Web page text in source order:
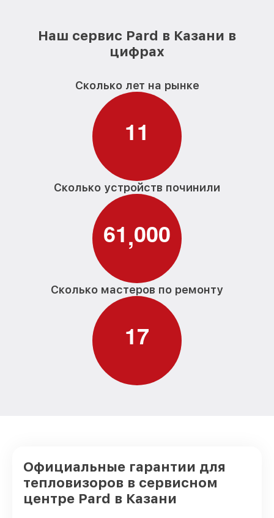
Замена ключей управления тепловизора
Замена USB порта тепловизора Pard
Замена процессора тепловизора Pard
Замена аккумулятора тепловизора Pard
Замена корпуса тепловизора Pard
Замена дисплея (экрана) тепловизора
Прошивка (Обновление ПО)
тепловизора Pard
Ремонт платы управления
(восстановление) тепловизора Pard
Восстановление после попадания влаги
Ремонт Wi-Fi тепловизора Pard
Ремонт разъема тепловизора Pard
Ремонт капиллярной трубки
Наш сервис Pard в Казани в
цифрах
Сколько лет на рынке
11
Сколько устройств починили
61,000
Сколько мастеров по ремонту
17
Официальные гарантии для
тепловизоров в сервисном
центре Pard в Казани